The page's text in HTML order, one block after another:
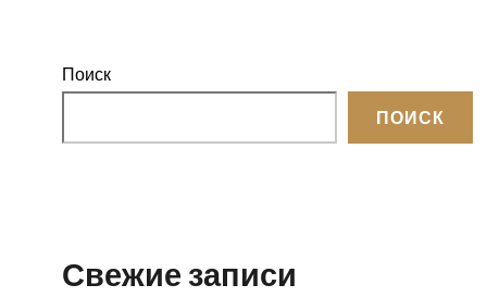
Поиск
ПОИСК
Свежие записи